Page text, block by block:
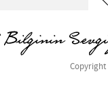
Copyright